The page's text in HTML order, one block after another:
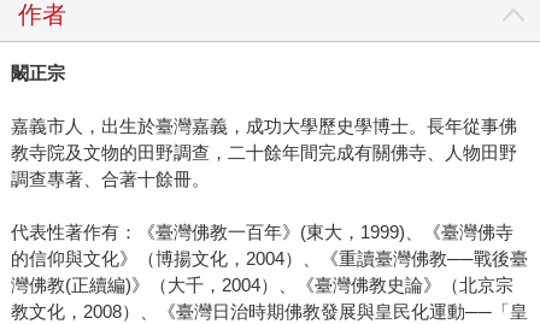
作者
闞正宗
嘉義市人，出生於臺灣嘉義，成功大學歷史學博士。長年從事佛
教寺院及文物的田野調查，二十餘年間完成有關佛寺、人物田野
調查專著、合著十餘冊。
代表性著作有：《臺灣佛教一百年》(東大，1999)、《臺灣佛寺
的信仰與文化》（博揚文化，2004）、《重讀臺灣佛教──戰後臺
灣佛教(正續編)》（大千，2004）、《臺灣佛教史論》（北京宗
教文化，2008）、《臺灣日治時期佛教發展與皇民化運動──「皇